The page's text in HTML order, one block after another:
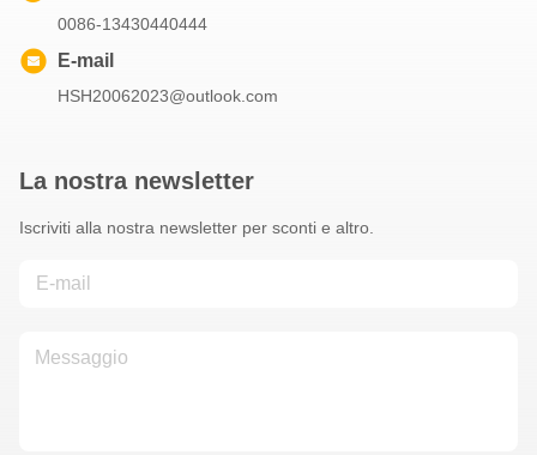
0086-13430440444
E-mail
HSH20062023@outlook.com
La nostra newsletter
Iscriviti alla nostra newsletter per sconti e altro.